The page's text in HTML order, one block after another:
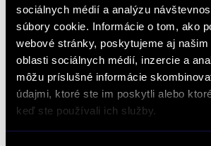
sociálnych médií a analýzu
súbory cookie. Informácie o tom, ako
webové stránky, poskytujeme aj
oblasti sociálnych médií, inzercie a
môžu príslušné informácie
údajmi, ktoré ste im poskytli alebo
keď ste používali ich služby.
FINAL SALE
Citroën Jumper 2.2 BlueHDi